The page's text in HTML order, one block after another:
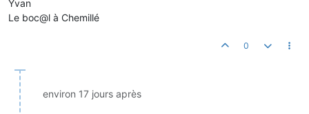
Yvan
Le boc@l à Chemillé
0
environ 17 jours après